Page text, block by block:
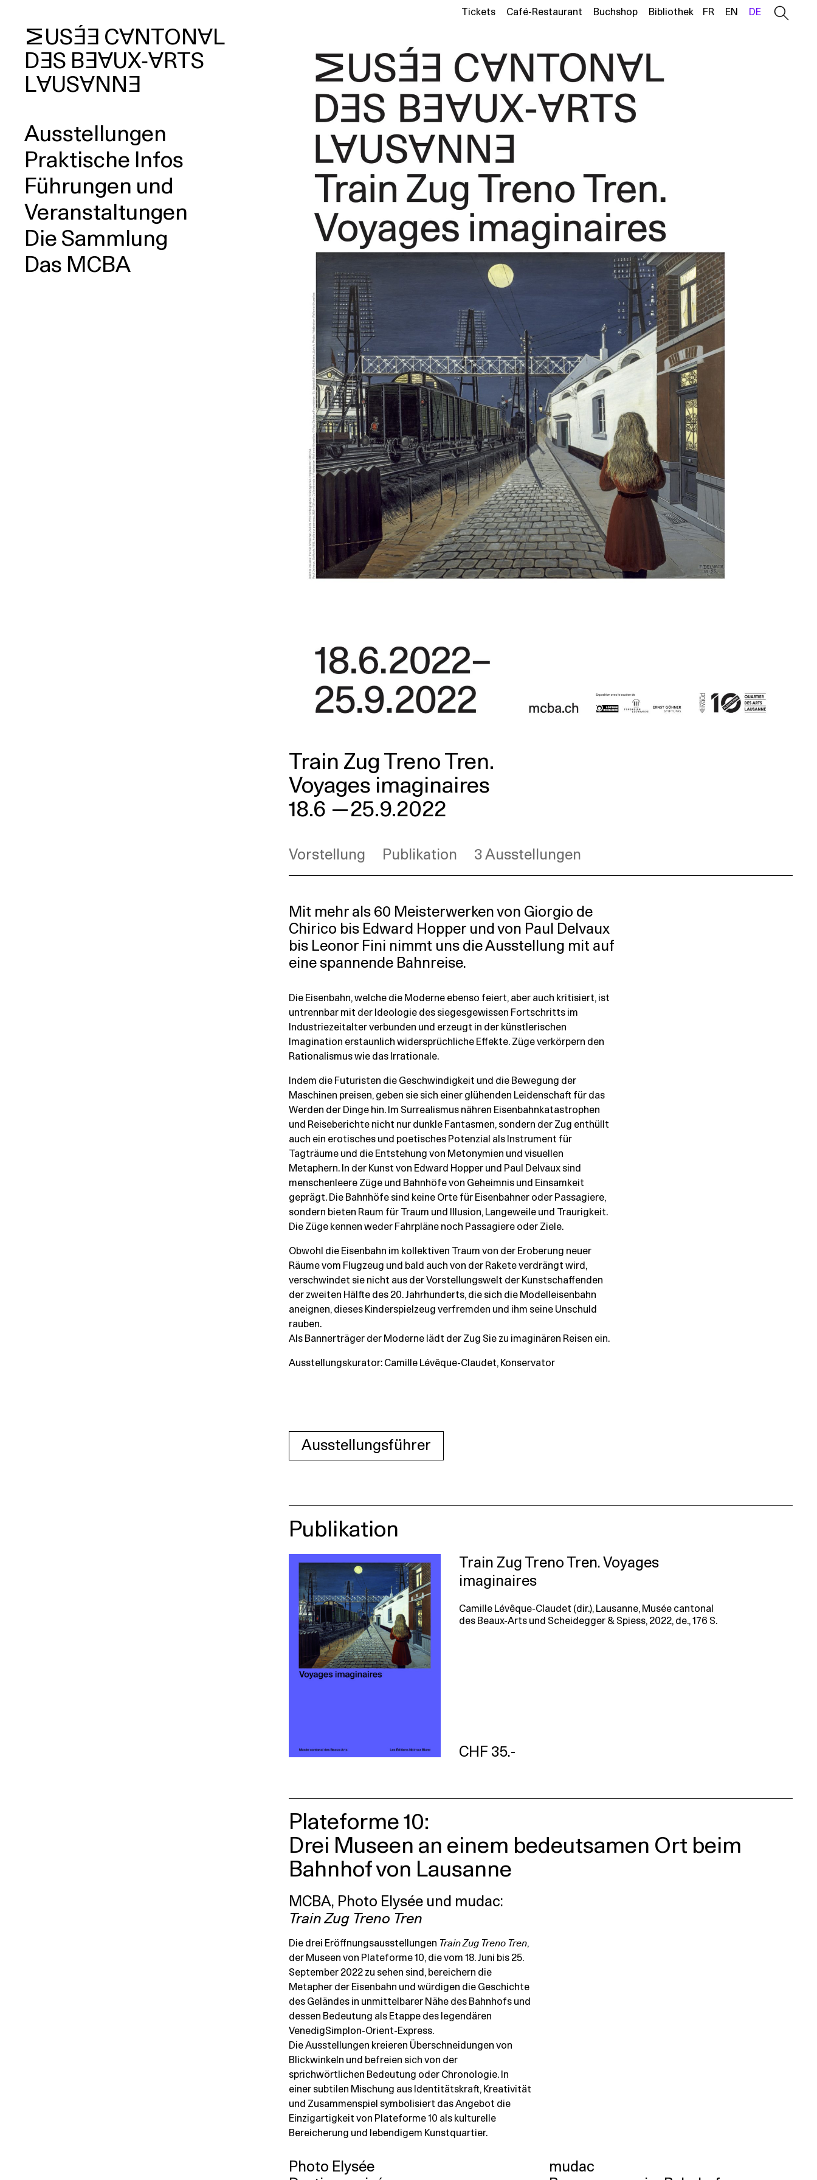
MUSÉE CANTONAL
DES BEAUX‑ARTS
LAUSANNE
Ausstellungen
Praktische Infos
Führungen und
Veranstaltungen
Die Sammlung
Das MCBA
Tickets Café-Restaurant Buchshop Bibliothek FR EN DE
Train Zug Treno Tren.
Voyages imaginaires
18.6 —25.9.2022
Vorstellung Publikation 3 Ausstellungen
Mit mehr als 60 Meisterwerken von Giorgio de
Chirico bis Edward Hopper und von Paul Delvaux
bis Leonor Fini nimmt uns die Ausstellung mit auf
eine spannende Bahnreise.
Die Eisenbahn, welche die Moderne ebenso feiert, aber auch kritisiert, ist
untrennbar mit der Ideologie des siegesgewissen Fortschritts im
Industriezeitalter verbunden und erzeugt in der künstlerischen
Imagination erstaunlich widersprüchliche Effekte. Züge verkörpern den
Rationalismus wie das Irrationale.
Indem die Futuristen die Geschwindigkeit und die Bewegung der
Maschinen preisen, geben sie sich einer glühenden Leidenschaft für das
Werden der Dinge hin. Im Surrealismus nähren Eisenbahnkatastrophen
und Reiseberichte nicht nur dunkle Fantasmen, sondern der Zug enthüllt
auch ein erotisches und poetisches Potenzial als Instrument für
Tagträume und die Entstehung von Metonymien und visuellen
Metaphern. In der Kunst von Edward Hopper und Paul Delvaux sind
menschenleere Züge und Bahnhöfe von Geheimnis und Einsamkeit
geprägt. Die Bahnhöfe sind keine Orte für Eisenbahner oder Passagiere,
sondern bieten Raum für Traum und Illusion, Langeweile und Traurigkeit.
Die Züge kennen weder Fahrpläne noch Passagiere oder Ziele.
Obwohl die Eisenbahn im kollektiven Traum von der Eroberung neuer
Räume vom Flugzeug und bald auch von der Rakete verdrängt wird,
verschwindet sie nicht aus der Vorstellungswelt der Kunstschaffenden
der zweiten Hälfte des 20. Jahrhunderts, die sich die Modelleisenbahn
aneignen, dieses Kinderspielzeug verfremden und ihm seine Unschuld
rauben.
Als Bannerträger der Moderne lädt der Zug Sie zu imaginären Reisen ein.
Ausstellungskurator: Camille Lévêque-Claudet, Konservator
Ausstellungsführer
Publikation
Train Zug Treno Tren. Voyages
imaginaires
Camille Lévêque-Claudet (dir.), Lausanne, Musée cantonal
des Beaux-Arts und Scheidegger & Spiess, 2022, de., 176 S.
CHF 35.-
Plateforme 10:
Drei Museen an einem bedeutsamen Ort beim
Bahnhof von Lausanne
MCBA, Photo Elysée und mudac:
Train Zug Treno Tren
Die drei Eröffnungsausstellungen Train Zug Treno Tren,
der Museen von Plateforme 10, die vom 18. Juni bis 25.
September 2022 zu sehen sind, bereichern die
Metapher der Eisenbahn und würdigen die Geschichte
des Geländes in unmittelbarer Nähe des Bahnhofs und
dessen Bedeutung als Etappe des legendären
VenedigSimplon-Orient-Express.
Die Ausstellungen kreieren Überschneidungen von
Blickwinkeln und befreien sich von der
sprichwörtlichen Bedeutung oder Chronologie. In
einer subtilen Mischung aus Identitätskraft, Kreativität
und Zusammenspiel symbolisiert das Angebot die
Einzigartigkeit von Plateforme 10 als kulturelle
Bereicherung und lebendigem Kunstquartier.
Photo Elysée
mudac